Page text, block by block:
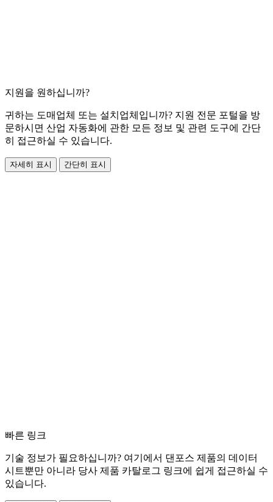
지원을 원하십니까?
귀하는 도매업체 또는 설치업체입니까? 지원 전문 포털을 방
문하시면 산업 자동화에 관한 모든 정보 및 관련 도구에 간단
히 접근하실 수 있습니다.
자세히 표시 간단히 표시
빠른 링크
기술 정보가 필요하십니까? 여기에서 댄포스 제품의 데이터
시트뿐만 아니라 당사 제품 카탈로그 링크에 쉽게 접근하실 수
있습니다.